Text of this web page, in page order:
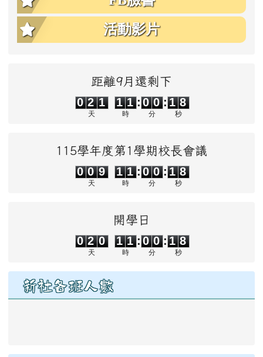
活動影片
距離9月還剩下
0
2
2
1
1
天
1
1
1
1
時
:
0
0
0
0
分
: 1 8
秒
115學年度第1學期校長會議
0
0 0
9
9
天
1
1
1
1
時
:
0
0
0
0
分
:
1
1
8
8
秒
開學日
0 2 0
天
1
1
1
1
時
:
0
0 0
分
: 1 8
秒
新社各班人數